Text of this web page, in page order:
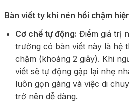
Bàn viết ty khí nén hồi chậm
Cơ chế tự động: Điểm giá trị
trường có bàn viết này là hệ
chậm (khoảng 2 giây). Khi
viết sẽ tự động gập lại nhẹ
luôn gọn gàng và việc di
trở nên dễ dàng.